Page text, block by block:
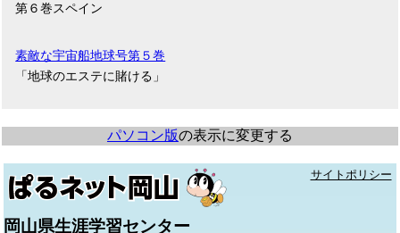
第６巻スペイン
素敵な宇宙船地球号第５巻
「地球のエステに賭ける」
パソコン版の表示に変更する
サイトポリシー
岡山県生涯学習センター